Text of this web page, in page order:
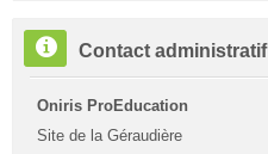
Passer
Contact
Contact administratif
Oniris ProEducation
Site de la Géraudière